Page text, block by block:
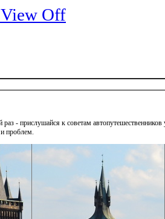
Off
- прислушайся к советам
проблем.